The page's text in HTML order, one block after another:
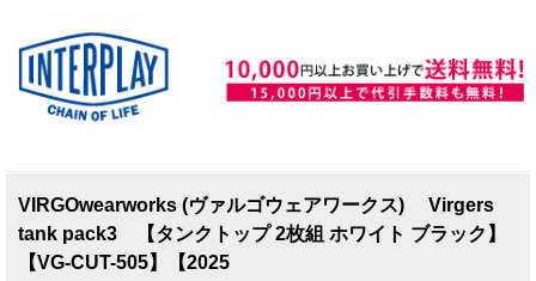
VIRGOwearworks (ヴァルゴウェアワークス) Virgers
tank pack3 【タンクトップ 2枚組 ホワイト ブラック】
【VG-CUT-505】【2025